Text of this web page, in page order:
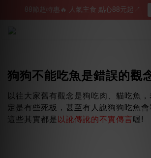
狗狗不能吃魚是錯誤的觀
以往大家舊有觀念是狗吃肉、貓吃魚
定是有些死板，甚至有人說狗狗吃魚會
這些其實都是以訛傳訛的不實傳言喔!
88節超特惠🔥 人氣主食 點心88元起↗︎